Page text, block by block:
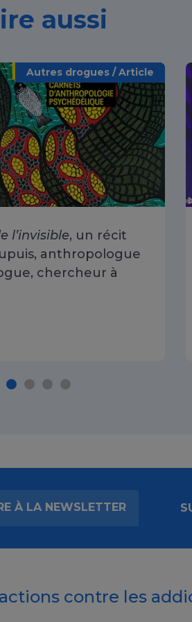
aussi
Autres drogues / Article
l’invisible, un récit
anthropologue
chercheur à
À LA NEWSLETTER
contre les